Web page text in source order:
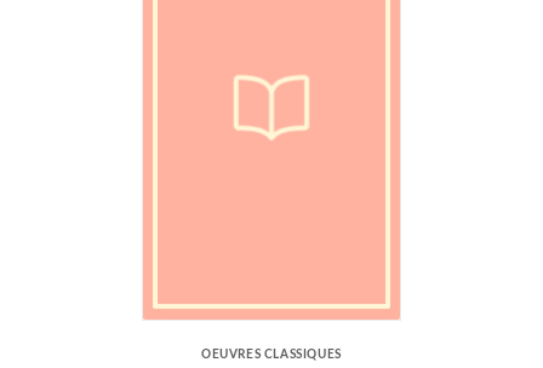
OEUVRES CLASSIQUES